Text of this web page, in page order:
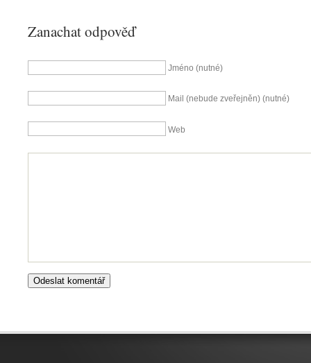
Zanachat odpověď
Jméno (nutné)
Mail (nebude zveřejněn) (nutné)
Web